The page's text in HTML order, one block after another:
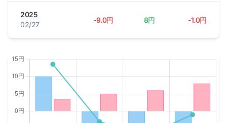
2025
02/27
-9.0円 8円 -1.0円